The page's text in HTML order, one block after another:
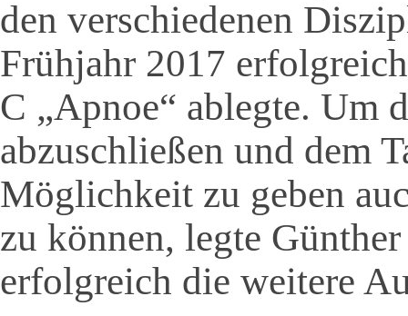
den verschiedenen
Frühjahr 2017
C „Apnoe“ ablegte. Um
abzuschließen und dem
Möglichkeit zu geben
zu können, legte
erfolgreich die weitere